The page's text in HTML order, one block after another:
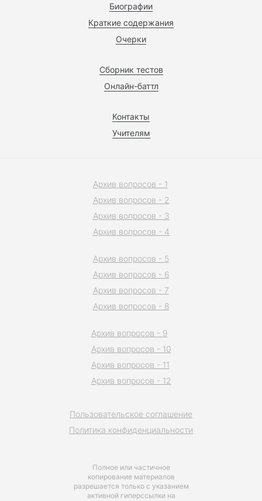
Биографии
Краткие содержания
Очерки
Сборник тестов
Онлайн-баттл
Контакты
Учителям
Полное или частичное
копирование материалов
разрешается только с указанием
активной гиперссылки на
Пользовательское соглашение
Политика конфиденциальности
Архив вопросов - 1
Архив вопросов - 2
Архив вопросов - 3
Архив вопросов - 4
Архив вопросов - 5
Архив вопросов - 6
Архив вопросов - 7
Архив вопросов - 8
Архив вопросов - 9
Архив вопросов - 10
Архив вопросов - 11
Архив вопросов - 12